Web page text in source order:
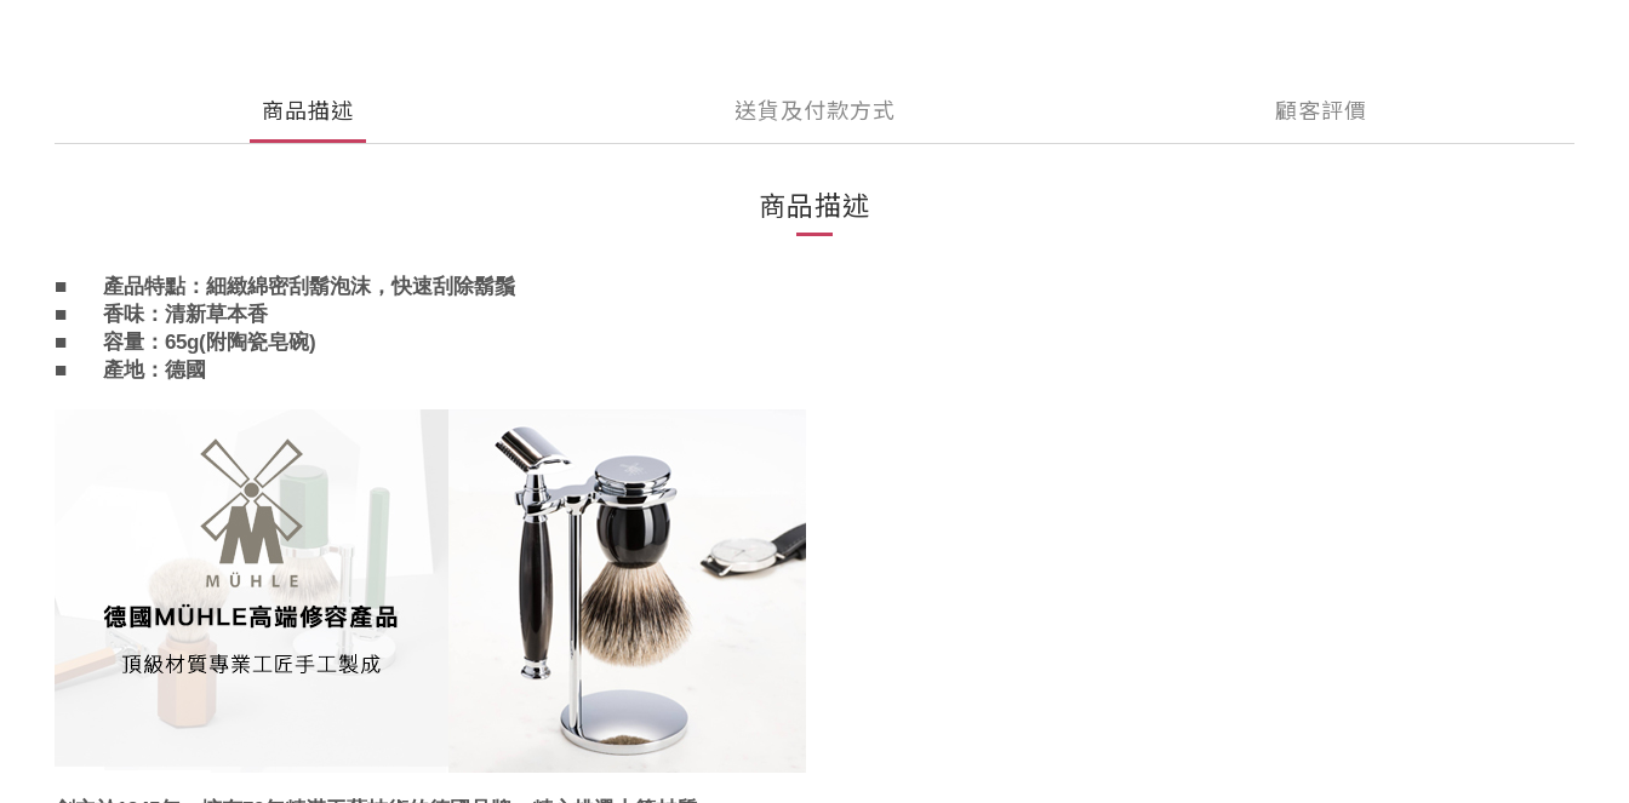
商品描述 送貨及付款方式 顧客評價
商品描述
■ 產品特點： 細緻綿密刮鬍泡沫，快速刮除鬍鬚
■
香味： 清新草本香
■
容量：65g(附陶瓷皂碗)
■
產地：德國